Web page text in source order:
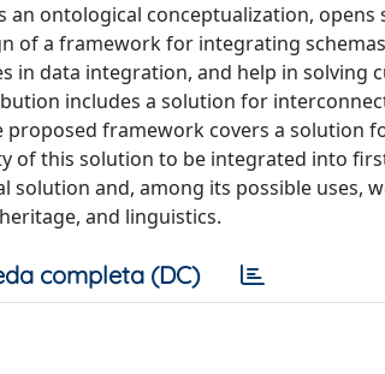
ontological conceptualization,
of a framework for integrating
in data integration, and help in solving
includes a solution for
proposed framework covers a solution
of this solution to be integrated into
and, among its possible uses,
and linguistics.
completa (DC)